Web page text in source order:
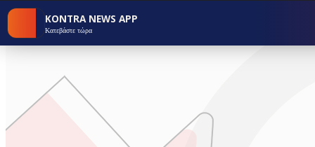
KONTRA NEWS APP
Κατεβάστε τώρα